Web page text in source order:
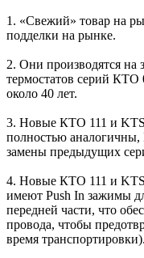
1. «Свежий» товар на
подделки на рынке.
2. Они производятся на
термостатов серий КТО
около 40 лет.
3. Новые КТО 111 и
полностью
замены предыдущих
4. Новые КТО 111 и
имеют Push In зажимы
передней части, что
провода, чтобы
время транспортировки).